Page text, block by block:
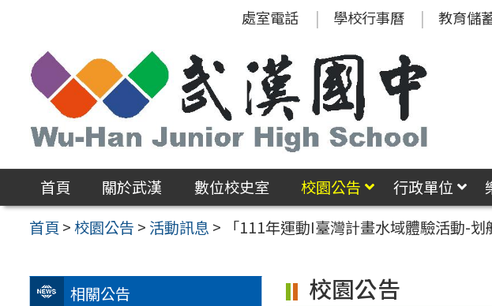
區
處室電話 學校行事曆 教育儲
首頁 關於武漢 數位校史室 校園公告 行政單位
首頁 >校園公告 > 活動訊息 > 「111年運動I臺灣計畫水域體驗活動-
相關公告 校園公告